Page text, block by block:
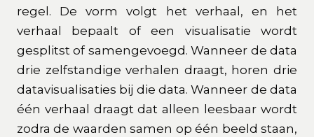
regel. De vorm volgt het verhaal, en het
verhaal bepaalt of een visualisatie wordt
gesplitst of samengevoegd. Wanneer de data
drie zelfstandige verhalen draagt, horen drie
datavisualisaties bij die data. Wanneer de data
één verhaal draagt dat alleen leesbaar wordt
zodra de waarden samen op één beeld staan,